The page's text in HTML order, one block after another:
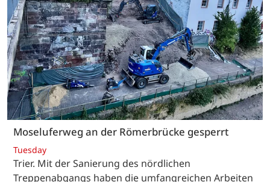
Moseluferweg an der Römerbrücke gesperrt
Tuesday
Trier. Mit der Sanierung des nördlichen
Treppenabgangs haben die umfangreichen Arbeiten